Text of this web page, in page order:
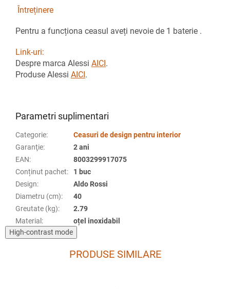
Întreținere
Pentru a funcționa ceasul aveți nevoie de 1 baterie .
Link-uri:
Despre marca Alessi AICI.
Produse Alessi AICI.
Parametri suplimentari
Categorie:
Ceasuri de design pentru interior
Garanţie:
2 ani
EAN:
8003299917075
Conținut pachet:
1 buc
Design:
Aldo Rossi
Diametru (cm):
40
Greutate (kg):
2.79
Material :
oțel inoxidabil
High-contrast mode
PRODUSE SIMILARE